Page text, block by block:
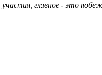
участия, главное - это